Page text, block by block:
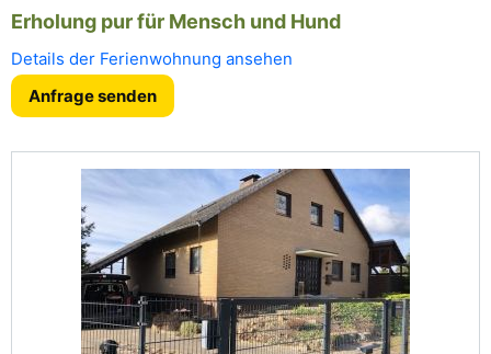
Erholung pur für Mensch und Hund
Details der Ferienwohnung ansehen
Anfrage senden